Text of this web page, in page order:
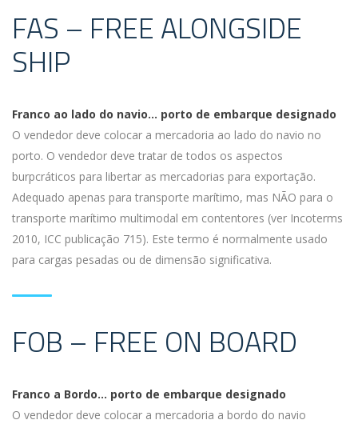
FAS – FREE ALONGSIDE
SHIP
Franco ao lado do navio… porto de embarque designado
O vendedor deve colocar a mercadoria ao lado do navio no
porto. O vendedor deve tratar de todos os aspectos
burpcráticos para libertar as mercadorias para exportação.
Adequado apenas para transporte marítimo, mas NÃO para o
transporte marítimo multimodal em contentores (ver Incoterms
2010, ICC publicação 715). Este termo é normalmente usado
para cargas pesadas ou de dimensão significativa.
FOB – FREE ON BOARD
Franco a Bordo… porto de embarque designado
O vendedor deve colocar a mercadoria a bordo do navio